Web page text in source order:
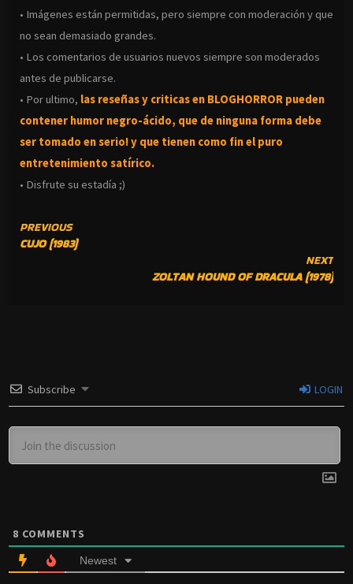
• Imágenes están permitidas, pero siempre con moderación y que
no sean demasiado grandes.
• Los comentarios de usuarios nuevos siempre son moderados
antes de publicarse.
• Por ultimo, las reseñas y criticas en BLOGHORROR pueden
contener humor negro-ácido, que de ninguna forma debe
ser tomado en serio! y que tienen como fin el puro
entretenimiento satírico.
• Disfrute su estadía ;)
CONTINUE
READING
PREVIOUS
CUJO (1983)
NEXT
ZOLTAN HOUND OF DRACULA (1978)
Subscribe LOGIN
8 COMMENTS
Newest